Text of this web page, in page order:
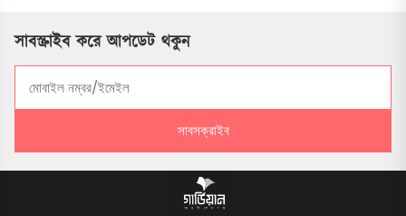
সাবস্ক্রাইব করে আপডেট থকুন
সাবসক্রাইব